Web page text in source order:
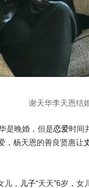
谢天华李天恩结
是晚婚，但是恋爱时间
，杨天恩的善良贤惠让
， 儿子“天天”6岁，女